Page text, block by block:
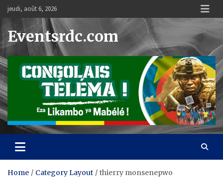
Skip
content
jeudi, août 6, 2026
Eventsrdc.com
Home Category Layout thierry monsenepwo